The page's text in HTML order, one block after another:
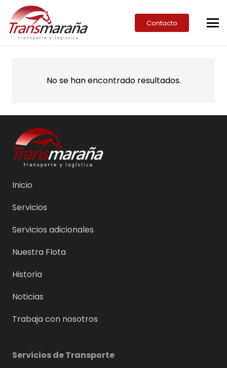
Contacto
No se han encontrado resultados.
Inicio
Servicios
Servicios adicionales
Nuestra Flota
Historia
Noticias
Trabaja con nosotros
Servicios de Transporte